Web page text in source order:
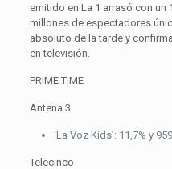
emitido en La 1 arrasó con un
millones de espectadores
absoluto de la tarde y
en televisión.
PRIME TIME
Antena 3
‘La Voz Kids’: 11,7% y
Telecinco